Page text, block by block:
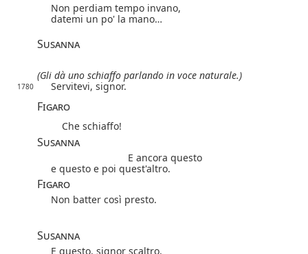
Non perdiam tempo invano,
datemi un po' la mano…
Susanna
(Gli dà uno schiaffo parlando in voce naturale.)
1780 Servitevi, signor.
Figaro
Che schiaffo!
Susanna
E ancora questo
e questo e poi quest'altro.
Figaro
Non batter così presto.
Susanna
E questo, signor scaltro,